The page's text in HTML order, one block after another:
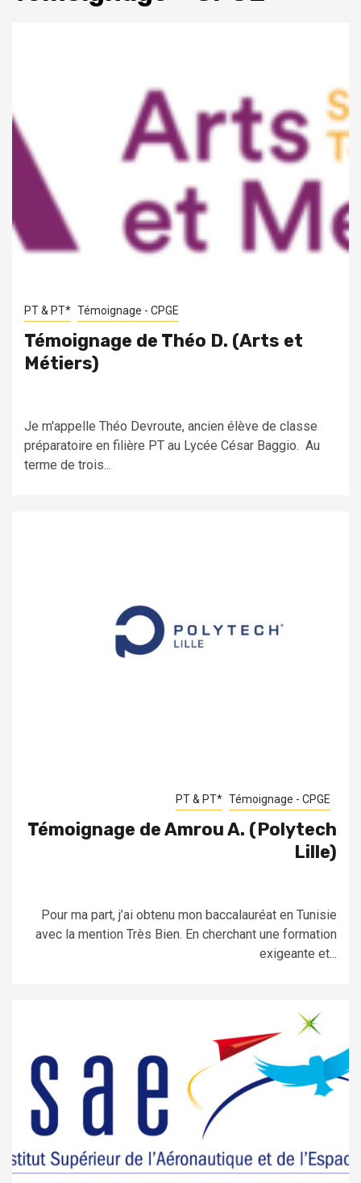
PT & PT* Témoignage - CPGE
Témoignage de Théo D. (Arts et
Métiers)
Je m'appelle Théo Devroute, ancien élève de classe
préparatoire en filière PT au Lycée César Baggio. Au
terme de trois...
PT & PT* Témoignage - CPGE
Témoignage de Amrou A. (Polytech
Lille)
Pour ma part, j’ai obtenu mon baccalauréat en Tunisie
avec la mention Très Bien. En cherchant une formation
exigeante et...